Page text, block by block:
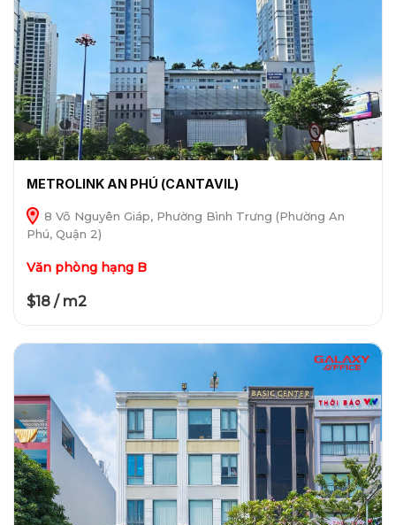
METROLINK AN PHÚ (CANTAVIL)
8 Võ Nguyên Giáp, Phường Bình Trưng (Phường An
Phú, Quận 2)
Văn phòng hạng B
$18 / m2